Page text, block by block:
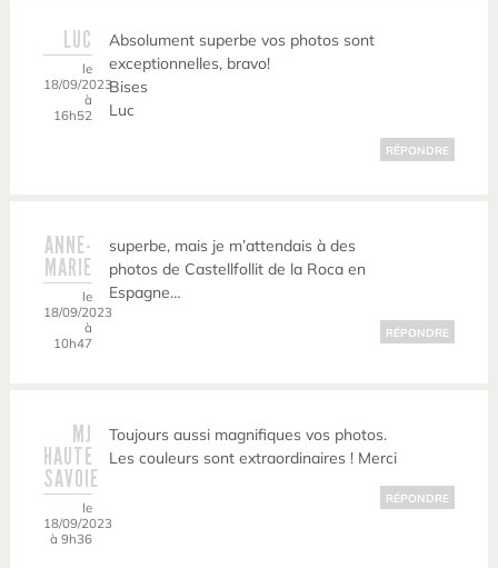
LUC
le
18/09/2023
à
16h52
Absolument superbe vos photos sont
exceptionnelles, bravo!
Bises
Luc
RÉPONDRE
ANNE-
MARIE
le
18/09/2023
à
10h47
superbe, mais je m’attendais à des
photos de Castellfollit de la Roca en
Espagne…
RÉPONDRE
MJ
HAUTE
SAVOIE
le
18/09/2023
à 9h36
Toujours aussi magnifiques vos photos.
Les couleurs sont extraordinaires ! Merci
RÉPONDRE